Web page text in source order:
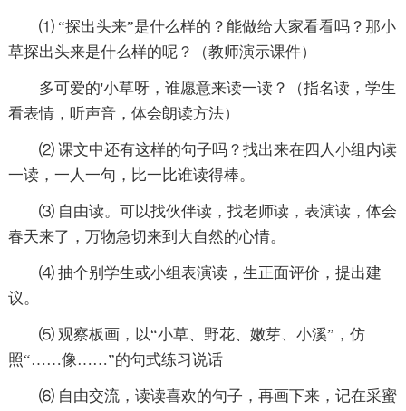
⑴ “探出头来”是什么样的？能做给大家看看吗？那小
草探出头来是什么样的呢？（教师演示课件）
多可爱的'小草呀，谁愿意来读一读？（指名读，学生
看表情，听声音，体会朗读方法）
⑵ 课文中还有这样的句子吗？找出来在四人小组内读
一读，一人一句，比一比谁读得棒。
⑶ 自由读。可以找伙伴读，找老师读，表演读，体会
春天来了，万物急切来到大自然的心情。
⑷ 抽个别学生或小组表演读，生正面评价，提出建
议。
⑸ 观察板画，以“小草、野花、嫩芽、小溪”，仿
照“……像……”的句式练习说话
⑹ 自由交流，读读喜欢的句子，再画下来，记在采蜜